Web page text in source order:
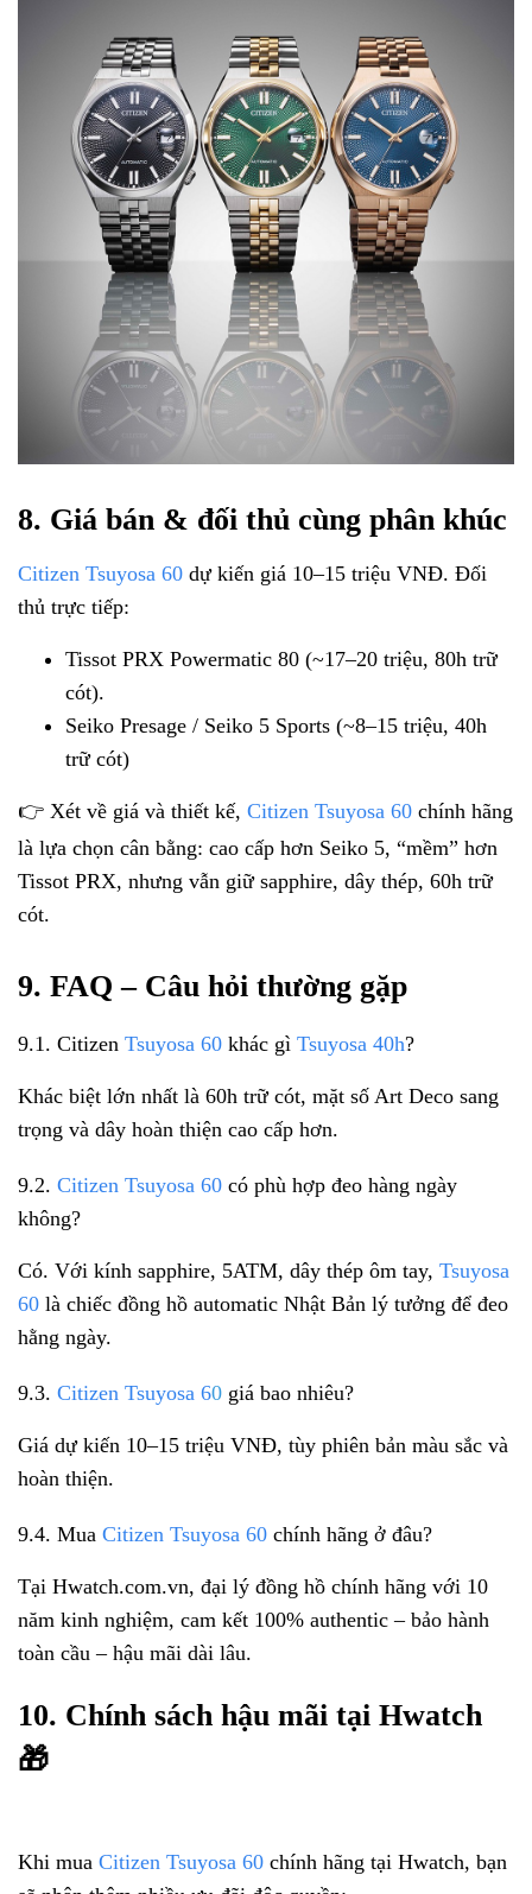
8. Giá bán & đối thủ cùng phân khúc
Citizen Tsuyosa 60 dự kiến giá 10–15 triệu VNĐ. Đối
thủ trực tiếp:
Tissot PRX Powermatic 80 (~17–20 triệu, 80h trữ
cót).
Seiko Presage / Seiko 5 Sports (~8–15 triệu, 40h
trữ cót)
👉 Xét về giá và thiết kế, Citizen Tsuyosa 60 chính hãng
là lựa chọn cân bằng: cao cấp hơn Seiko 5, “mềm” hơn
Tissot PRX, nhưng vẫn giữ sapphire, dây thép, 60h trữ
cót.
9. FAQ – Câu hỏi thường gặp
9.1. Citizen Tsuyosa 60 khác gì Tsuyosa 40h?
Khác biệt lớn nhất là 60h trữ cót, mặt số Art Deco sang
trọng và dây hoàn thiện cao cấp hơn.
9.2. Citizen Tsuyosa 60 có phù hợp đeo hàng ngày
không?
Có. Với kính sapphire, 5ATM, dây thép ôm tay, Tsuyosa
60 là chiếc đồng hồ automatic Nhật Bản lý tưởng để đeo
hằng ngày.
9.3. Citizen Tsuyosa 60 giá bao nhiêu?
Giá dự kiến 10–15 triệu VNĐ, tùy phiên bản màu sắc và
hoàn thiện.
9.4. Mua Citizen Tsuyosa 60 chính hãng ở đâu?
Tại Hwatch.com.vn, đại lý đồng hồ chính hãng với 10
năm kinh nghiệm, cam kết 100% authentic – bảo hành
toàn cầu – hậu mãi dài lâu.
10. Chính sách hậu mãi tại Hwatch
🎁
Khi mua Citizen Tsuyosa 60 chính hãng tại Hwatch, bạn